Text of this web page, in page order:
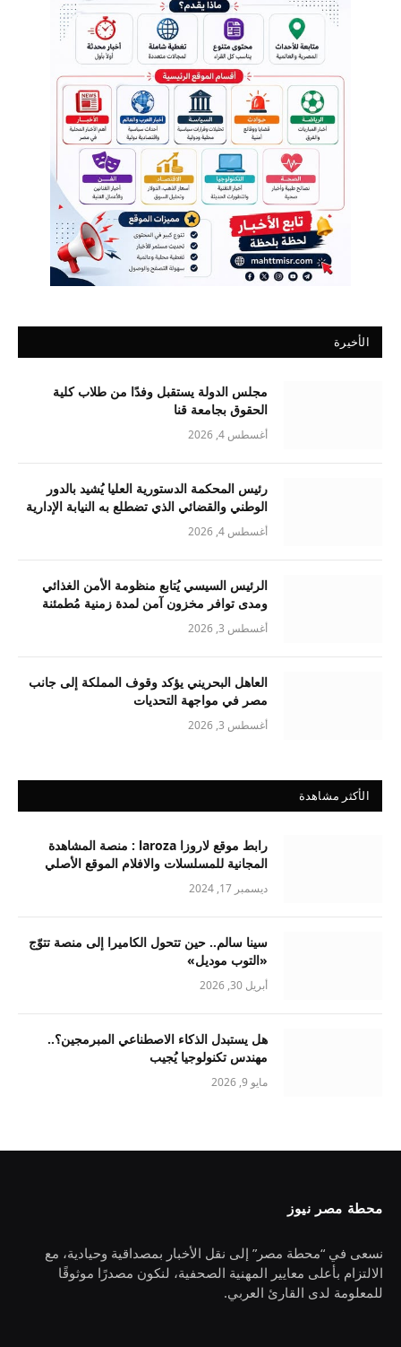
الأخيرة
مجلس الدولة يستقبل وفدًا من طلاب كلية
الحقوق بجامعة قنا
أغسطس 4, 2026
رئيس المحكمة الدستورية العليا يُشيد بالدور
الوطني والقضائي الذي تضطلع به النيابة الإدارية
أغسطس 4, 2026
الرئيس السيسي يُتابع منظومة الأمن الغذائي
ومدى توافر مخزون آمن لمدة زمنية مُطمئنة
أغسطس 3, 2026
العاهل البحريني يؤكد وقوف المملكة إلى جانب
مصر في مواجهة التحديات
أغسطس 3, 2026
الأكثر مشاهدة
رابط موقع لاروزا laroza : منصة المشاهدة
المجانية للمسلسلات والافلام الموقع الأصلي
ديسمبر 17, 2024
سينا سالم.. حين تتحول الكاميرا إلى منصة تتوّج
«التوب موديل»
أبريل 30, 2026
هل يستبدل الذكاء الاصطناعي المبرمجين؟..
مهندس تكنولوجيا يُجيب
مايو 9, 2026
محطة مصر نيوز
نسعى في “محطة مصر” إلى نقل الأخبار بمصداقية وحيادية، مع
الالتزام بأعلى معايير المهنية الصحفية، لنكون مصدرًا موثوقًا
للمعلومة لدى القارئ العربي.